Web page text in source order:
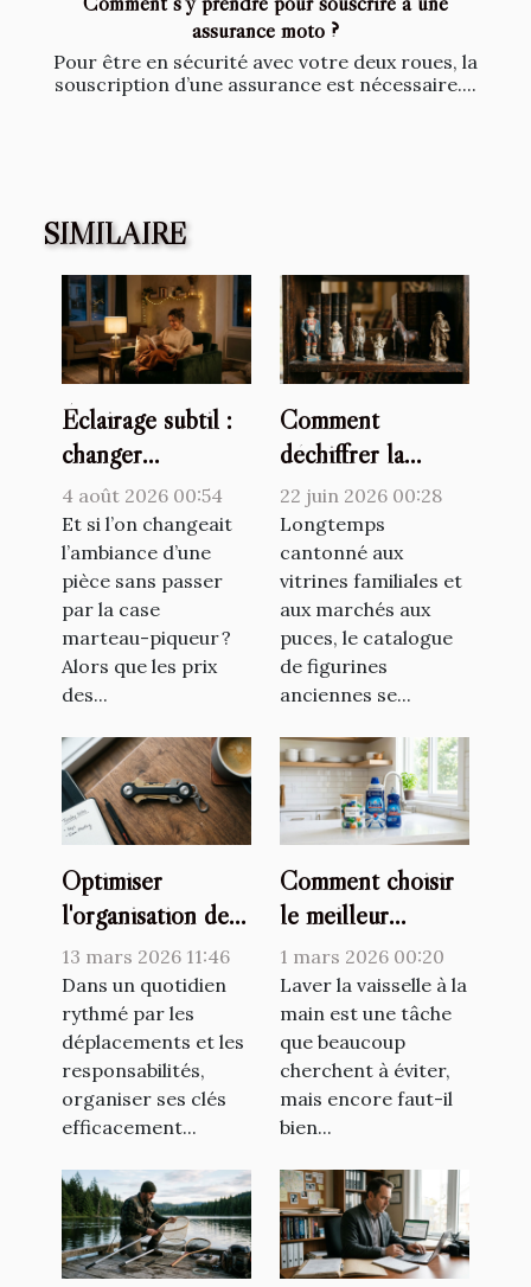
assurance moto ?
Pour être en sécurité avec votre deux roues, la
souscription d’une assurance est nécessaire....
SIMILAIRE
Éclairage subtil :
changer
l’atmosphère
d’une pièce sans
travaux lourds
4 août 2026 00:54
Et si l’on changeait
l’ambiance d’une
pièce sans passer
par la case
marteau-piqueur ?
Alors que les prix
des...
Comment
déchiffrer la
valeur cachée d’un
catalogue de
figurines
anciennes
22 juin 2026 00:28
Longtemps
cantonné aux
vitrines familiales et
aux marchés aux
puces, le catalogue
de figurines
anciennes se...
Optimiser
l'organisation de
ses clés avec style
et fonctionnalité
13 mars 2026 11:46
Dans un quotidien
rythmé par les
déplacements et les
responsabilités,
organiser ses clés
efficacement...
Comment choisir
le meilleur
détergent pour
votre lave-
vaisselle ?
1 mars 2026 00:20
Laver la vaisselle à la
main est une tâche
que beaucoup
cherchent à éviter,
mais encore faut-il
bien...